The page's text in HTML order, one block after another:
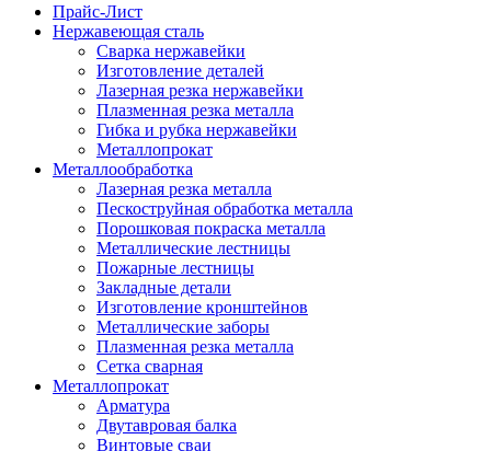
Прайс-Лист
Нержавеющая сталь
Сварка нержавейки
Изготовление деталей
Лазерная резка нержавейки
Плазменная резка металла
Гибка и рубка нержавейки
Металлопрокат
Металлообработка
Лазерная резка металла
Пескоструйная обработка металла
Порошковая покраска металла
Металлические лестницы
Пожарные лестницы
Закладные детали
Изготовление кронштейнов
Металлические заборы
Плазменная резка металла
Сетка сварная
Металлопрокат
Арматура
Двутавровая балка
Винтовые сваи